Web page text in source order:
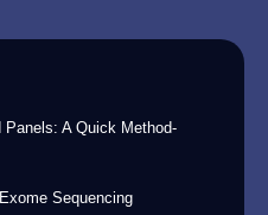
A Quick Method-
Sequencing